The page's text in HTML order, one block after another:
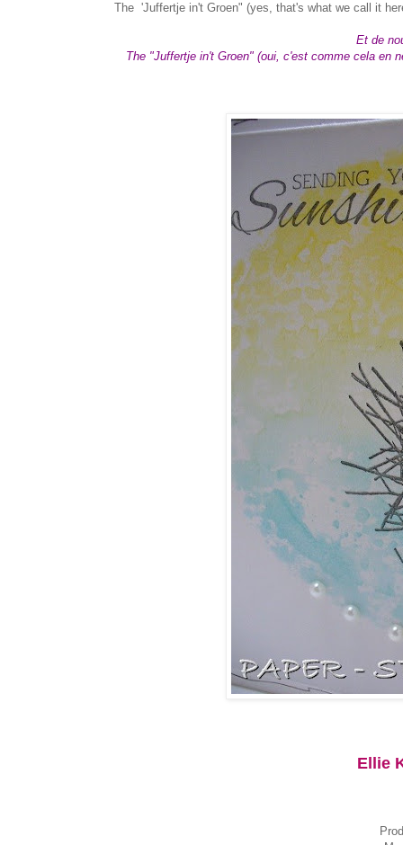
The 'Juffertje in't Groen" (yes, that's what we call it
Et de
The "Juffertje in't Groen" (oui, c'est comme cela en
Ellie